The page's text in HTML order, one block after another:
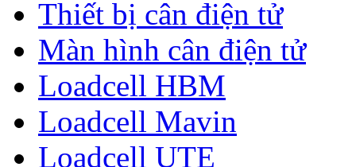
Thiết bị cân điện tử
Màn hình cân điện tử
Loadcell HBM
Loadcell Mavin
Loadcell UTE